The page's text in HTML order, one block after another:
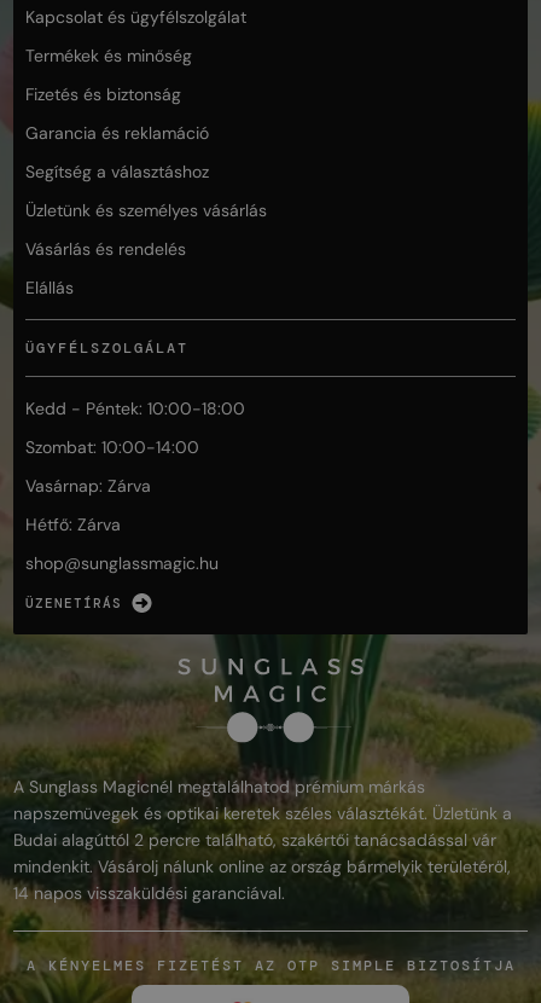
Kapcsolat és ügyfélszolgálat
Termékek és minőség
Fizetés és biztonság
Garancia és reklamáció
Segítség a választáshoz
Üzletünk és személyes vásárlás
Vásárlás és rendelés
Elállás
ÜGYFÉLSZOLGÁLAT
Kedd - Péntek: 10:00-18:00
Szombat: 10:00-14:00
Vasárnap: Zárva
Hétfő: Zárva
shop@sunglassmagic.hu
ÜZENETÍRÁS
A Sunglass Magicnél megtalálhatod prémium márkás
napszemüvegek és optikai keretek széles választékát. Üzletünk a
Budai alagúttól 2 percre található, szakértői tanácsadással vár
mindenkit. Vásárolj nálunk online az ország bármelyik területéről,
14 napos visszaküldési garanciával.
A KÉNYELMES FIZETÉST AZ OTP SIMPLE BIZTOSÍTJA